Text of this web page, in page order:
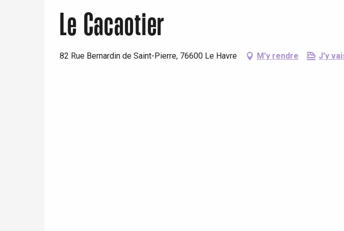
Le Cacaotier
82 Rue Bernardin de Saint-Pierre, 76600 Le Havre M'y rendre J'y